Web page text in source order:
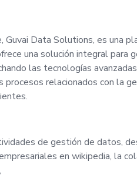
de
y
Guvai Data Solutions, es una
una solución integral para
las tecnologías
relacionados con la
de gestión de datos,
en wikipedia, la